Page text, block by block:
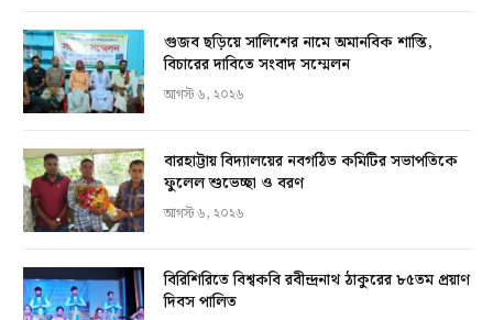
গুজব ছড়িয়ে সালিশের নামে অমানবিক শাস্তি,
বিচারের দাবিতে সংবাদ সম্মেলন
আগস্ট ৬, ২০২৬
বারহাট্টায় বিদ্যালয়ের নবগঠিত কমিটির সভাপতিকে
ফুলেল শুভেচ্ছা ও বরণ
আগস্ট ৬, ২০২৬
বিরিশিরিতে বিশ্বকবি রবীন্দ্রনাথ ঠাকুরের ৮৫তম প্রয়াণ
দিবস পালিত